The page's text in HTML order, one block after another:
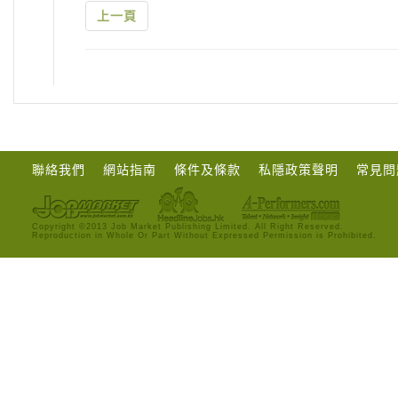
上一頁
聯絡我們 網站指南 條件及條款 私隱政策聲明 常見
Copyright ©2013 Job Market Publishing Limited. All Right Reserved.
Reproduction in Whole Or Part Without Expressed Permission is Prohibited.